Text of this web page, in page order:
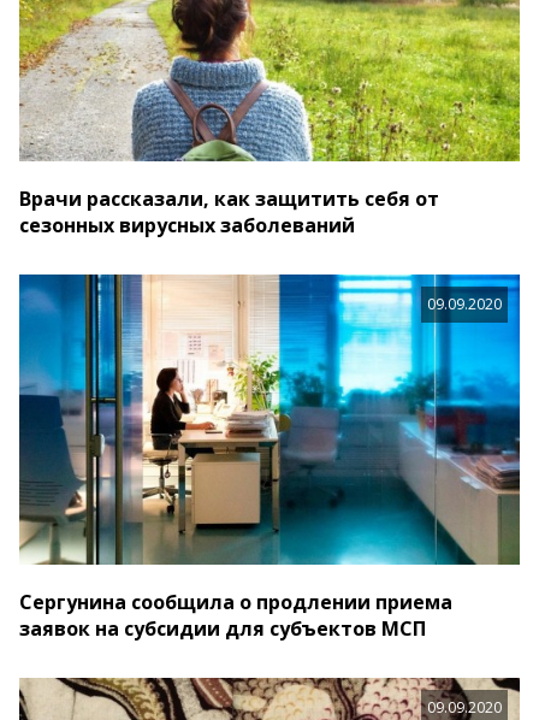
Врачи рассказали, как защитить себя от
сезонных вирусных заболеваний
09.09.2020
Сергунина сообщила о продлении приема
заявок на субсидии для субъектов МСП
09.09.2020